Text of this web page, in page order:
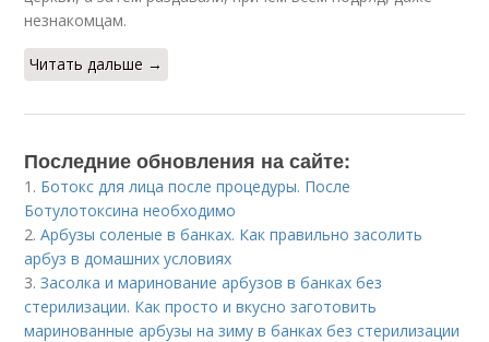
незнакомцам.
Читать дальше →
Последние обновления на сайте:
1. Ботокс для лица после процедуры. После
Ботулотоксина необходимо
2.Арбузы соленые в банках. Как правильно засолить
арбуз в домашних условиях
3.Засолка и маринование арбузов в банках без
стерилизации. Как просто и вкусно заготовить
маринованные арбузы на зиму в банках без стерилизации